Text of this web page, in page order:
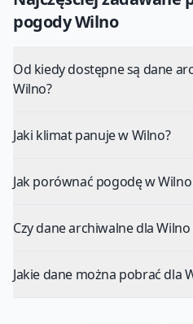
pogodyWilno
Od kiedy dostępne są dane
Wilno?
Jaki klimat panuje w Wilno?
Jak porównać pogodę w
Czy dane archiwalne dla Wilno
Jakie dane można pobrać dla